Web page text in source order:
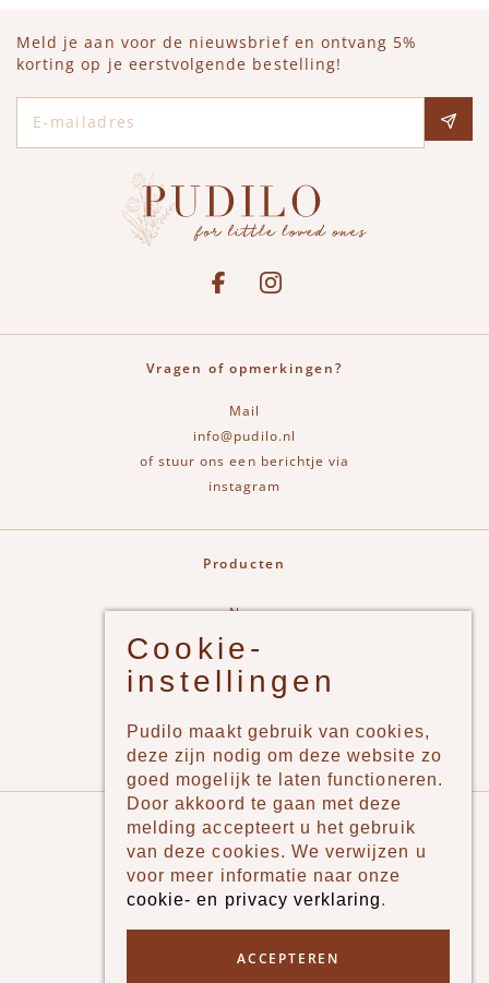
Meld je aan voor de nieuwsbrief en ontvang 5%
korting op je eerstvolgende bestelling!
See our FacebookBekijk onze Instagram pagina
Vragen of opmerkingen?
Mail
info@pudilo.nl
of stuur ons een berichtje via
instagram
Producten
New
Jongens
Meisjes
Merken
Pudilo
Over ons
Algemene voorwaarden
Cookie-
instellingen
Pudilo maakt gebruik van cookies,
deze zijn nodig om deze website zo
goed mogelijk te laten functioneren.
Door akkoord te gaan met deze
melding accepteert u het gebruik
van deze cookies. We verwijzen u
voor meer informatie naar onze
cookie- en privacy verklaring.
ACCEPTEREN